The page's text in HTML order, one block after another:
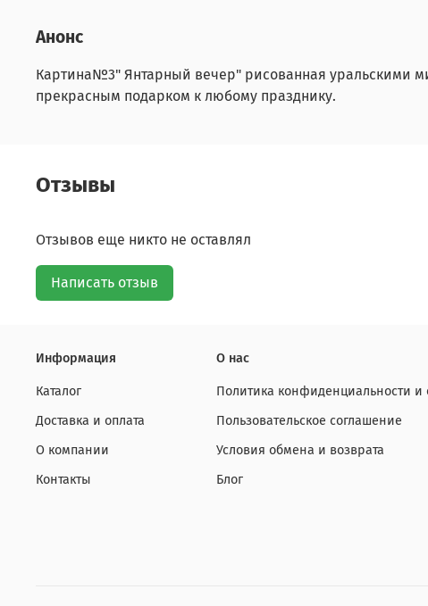
Анонс
Картина№3" Янтарный вечер" рисованная уральскими
прекрасным подарком к любому празднику.
Отзывы
Отзывов еще никто не оставлял
Написать отзыв
Информация
Каталог
Доставка и оплата
О компании
Контакты
О нас
Политика конфиденциальности и
Пользовательское соглашение
Условия обмена и возврата
Блог